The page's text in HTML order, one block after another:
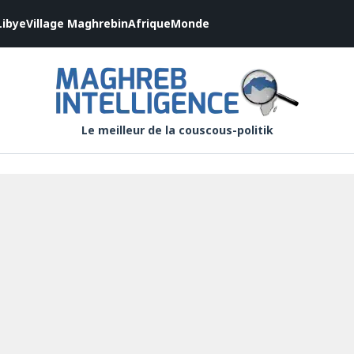
Village MaghrebinAfriqueMonde
Le meilleur de la couscous-politik